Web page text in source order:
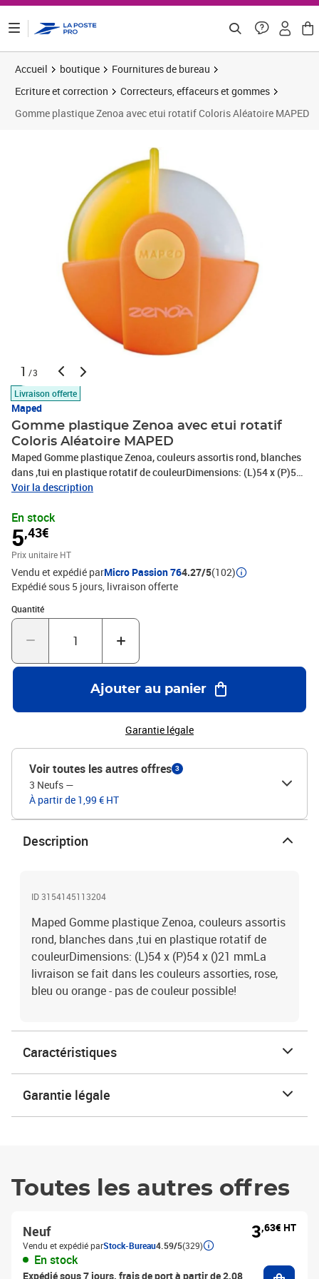
Accueil boutique
Fournitures de bureau
Ecriture et correction
Correcteurs, effaceurs et gommes
Gomme plastique Zenoa avec etui rotatif Coloris Aléatoire MAPED
1 /3
Livraison offerte
Maped
Gomme plastique Zenoa avec etui rotatif
Coloris Aléatoire MAPED
Maped Gomme plastique Zenoa, couleurs assortis rond, blanches
dans ‚tui en plastique rotatif de couleurDimensions: (L)54 x (P)54
x ()21 mmLa livraison se fait dans les couleurs assorties, rose,
Voir la description
En stock
5,43€
Prix unitaire HT
Vendu et expédié parMicro Passion 764.27/5(102)
Expédié sous 5 jours livraison offerte
Quantité
Quantité : 1
Ajouter au panier
Garantie légale
Voir toutes les autres offres 3
3 Neufs —
À partir de 1,99 € HT
Description
ID 3154145113204
Maped Gomme plastique Zenoa, couleurs assortis
rond, blanches dans ‚tui en plastique rotatif de
couleurDimensions: (L)54 x (P)54 x ()21 mmLa
livraison se fait dans les couleurs assorties, rose,
bleu ou orange - pas de couleur possible!
Caractéristiques
Garantie légale
Toutes les autres offres
Neuf
Vendu et expédié parStock-Bureau4.59/5(329)
En stock
Expédié sous 7 jours, frais de port à partir de 2,08
3,63€ HT